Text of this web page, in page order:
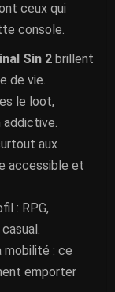
ceux qui
console.
Sin 2 brillent
de vie.
le loot,
addictive.
aux
accessible et
: RPG,
mobilité : ce
emporter